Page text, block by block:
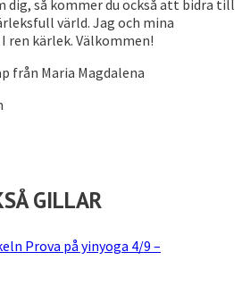
dig, så kommer du också att bidra till
värld. Jag och mina
ren kärlek. Välkommen!
från Maria Magdalena
GILLAR